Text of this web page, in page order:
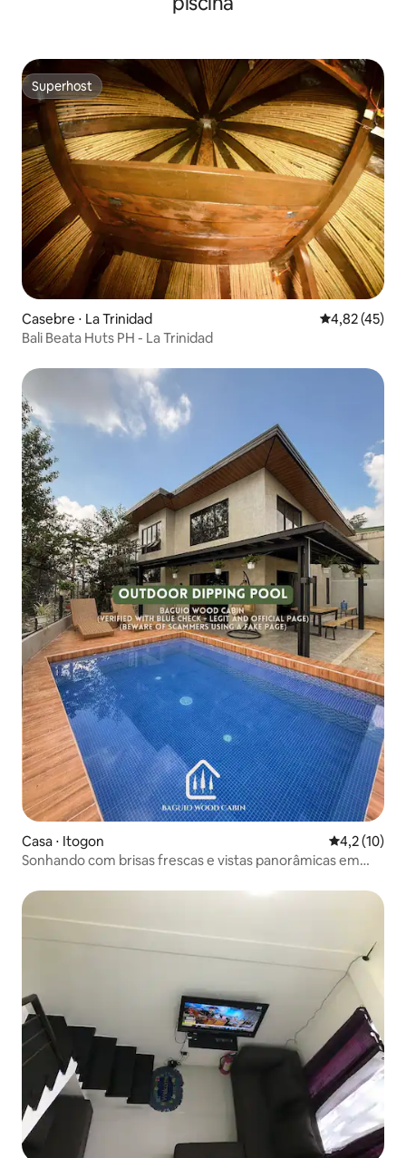
Superhost
Superhost
Casebre ⋅ La Trinidad 4,82 de uma
4,82 (45)
Bali Beata Huts PH - La Trinidad
Casa ⋅ Itogon 4,2 de uma
4,2 (10)
Sonhando com brisas frescas e vistas panorâmicas em